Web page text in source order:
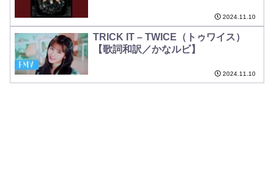
2024.11.10
TRICK IT – TWICE（トゥワイス）
【歌詞和訳／かなルビ】
2024.11.10